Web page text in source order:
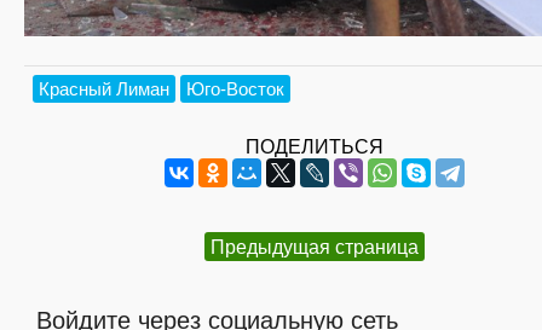
Красный Лиман Юго-Восток
ПОДЕЛИТЬСЯ
Предыдущая страница
Войдите через социальную сеть